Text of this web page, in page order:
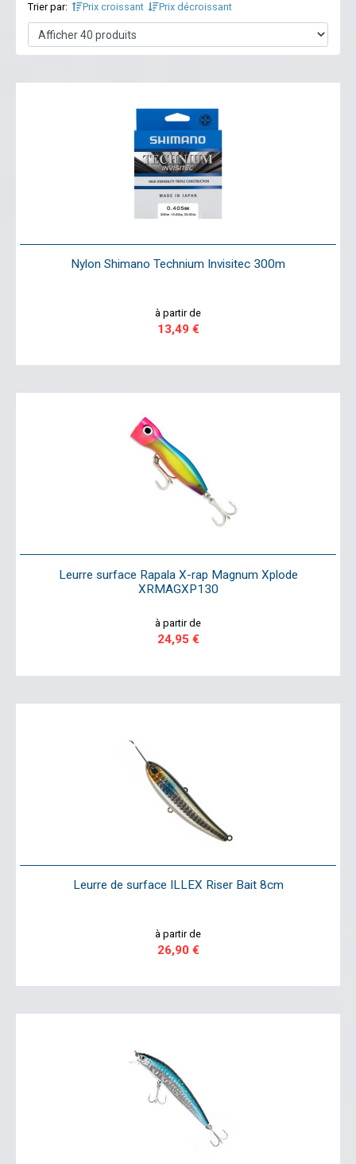
Trier par: Prix croissant Prix décroissant
Nylon Shimano Technium Invisitec 300m
à partir de
13,49 €
Leurre surface Rapala X-rap Magnum Xplode
XRMAGXP130
à partir de
24,95 €
Leurre de surface ILLEX Riser Bait 8cm
à partir de
26,90 €